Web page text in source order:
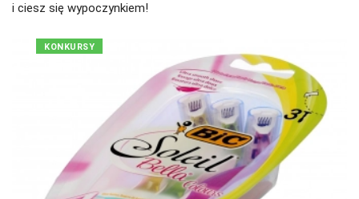
i ciesz się wypoczynkiem!
KONKURSY